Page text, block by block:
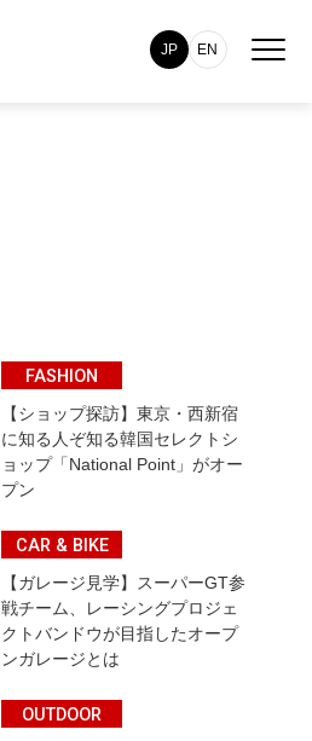
JP EN
FASHION
【ショップ探訪】東京・西新宿
に知る人ぞ知る韓国セレクトシ
ョップ「National Point」がオー
プン
CAR & BIKE
【ガレージ見学】スーパーGT参
戦チーム、レーシングプロジェ
クトバンドウが目指したオープ
ンガレージとは
OUTDOOR